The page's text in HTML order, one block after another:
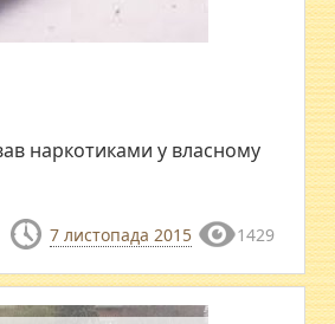
наркотиками у власному
7 листопада 2015 1429